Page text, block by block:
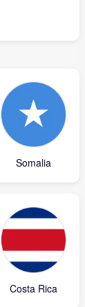
Somalia
Costa Rica